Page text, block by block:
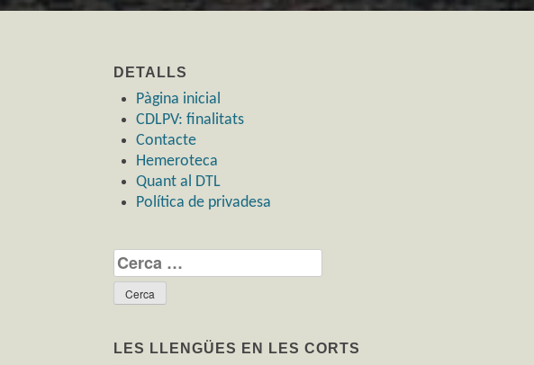
DETALLS
Pàgina inicial
CDLPV: finalitats
Contacte
Hemeroteca
Quant al DTL
Política de privadesa
Cerca:
LES LLENGÜES EN LES CORTS